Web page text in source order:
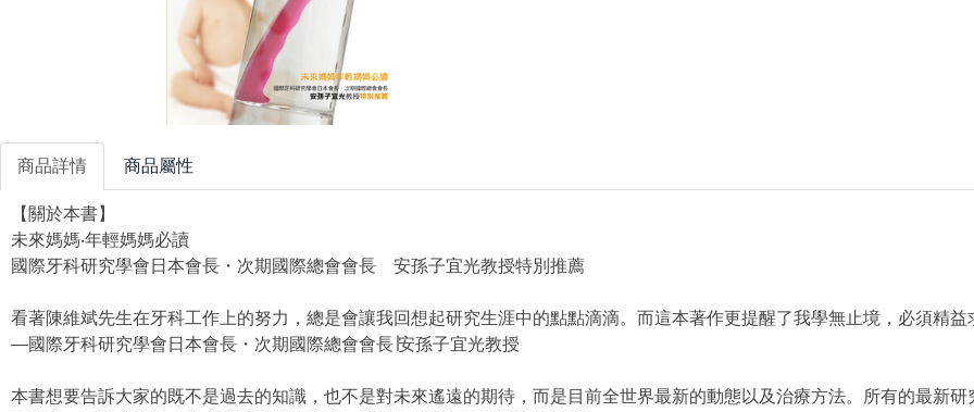
商品詳情 商品屬性
【關於本書】
未來媽媽‧年輕媽媽必讀
國際牙科研究學會日本會長・次期國際總會會長 安孫子宜光教授特別推薦
看著陳維斌先生在牙科工作上的努力，總是會讓我回想起研究生涯中的點點滴滴。而這本著作更提醒了我學無止境，必須精益
—國際牙科研究學會日本會長・次期國際總會會長∣安孫子宜光教授
本書想要告訴大家的既不是過去的知識，也不是對未來遙遠的期待，而是目前全世界最新的動態以及治療方法。所有的最新